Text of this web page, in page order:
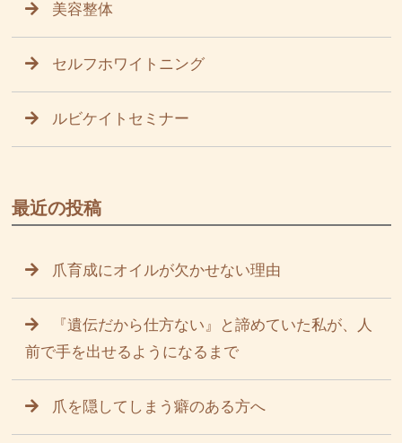
美容整体
セルフホワイトニング
ルビケイトセミナー
最近の投稿
爪育成にオイルが欠かせない理由
『遺伝だから仕方ない』と諦めていた私が、人
前で手を出せるようになるまで
爪を隠してしまう癖のある方へ